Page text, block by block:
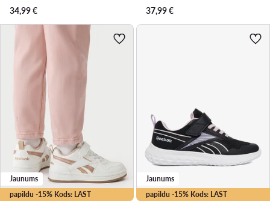
34,99€
37,99€
papildu -15% Kods: LAST
Jaunums
papildu -15% Kods: LAST
Jaunums